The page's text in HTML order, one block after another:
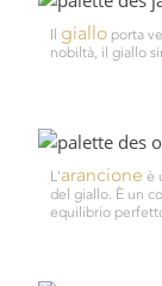
Il giallo porta
nobiltà, il giallo
L'arancione è
del giallo. È un
equilibrio